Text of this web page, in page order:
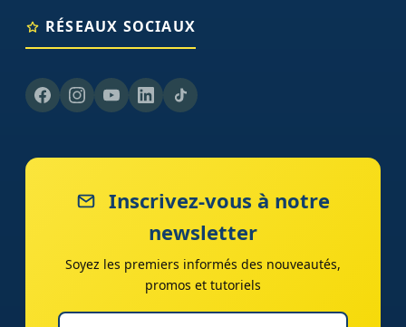
RÉSEAUX SOCIAUX
Inscrivez-vous à notre
newsletter
Soyez les premiers informés des nouveautés,
promos et tutoriels